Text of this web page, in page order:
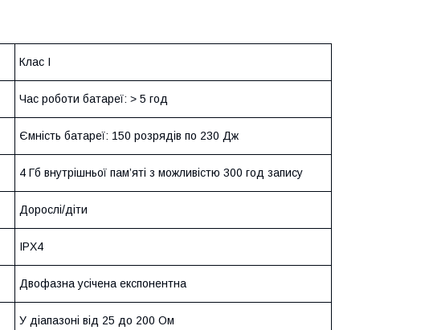
Клас І
Час роботи батареї: ˃ 5 год
Ємність батареї: 150 розрядів по 230 Дж
4 Гб внутрішньої пам’яті з можливістю 300 год запису
Дорослі/діти
IPX4
Двофазна усічена експонентна
У діапазоні від 25 до 200 Ом